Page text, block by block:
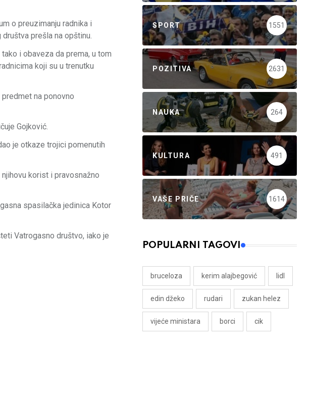
o preuzimanju radnika i
prešla na opštinu.
i obaveza da prema, u tom
koji su u trenutku
na ponovno
Gojković.
je otkaze trojici pomenutih
korist i pravosnažno
spasilačka jedinica Kotor
Vatrogasno društvo, iako je
SPORT 1551
POZITIVA 2631
NAUKA 264
KULTURA 491
VAŠE PRIČE 1614
POPULARNI TAGOVI
bruceloza kerim alajbegović lidl
edin džeko rudari zukan helez
vijeće ministara borci cik